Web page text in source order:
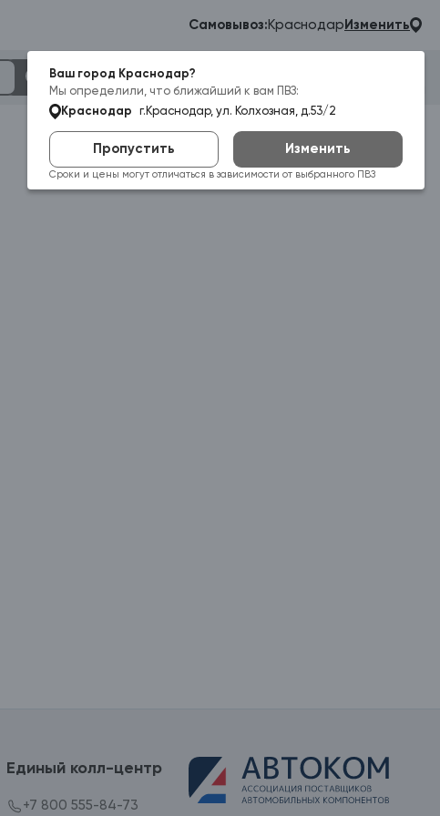
Самовывоз: Краснодар Изменить
Ваш город Краснодар?
Мы определили, что ближайший к вам ПВЗ:
Краснодар
г.Краснодар, ул. Колхозная, д.53/2
Пропустить Изменить
Сроки и цены могут отличаться в зависимости от выбранного ПВЗ
Гараж
Единый колл-центр
+7 800 555-84-73